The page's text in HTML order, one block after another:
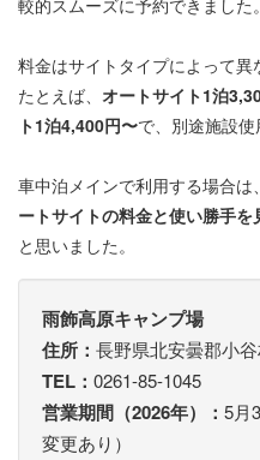
較的スムーズに予約できました。
料金はサイトタイプによって異
たとえば、 オートサイト1泊
ト1泊4,400円〜で、別途施設使
車中泊メインで利用する場合は、
ートサイトの料金と使い勝手
と思いました。
雨飾高原キャンプ場
住所： 長野県北安曇郡小
TEL： 0261-85-1045
営業期間（2026年）： 5月
変更あり）